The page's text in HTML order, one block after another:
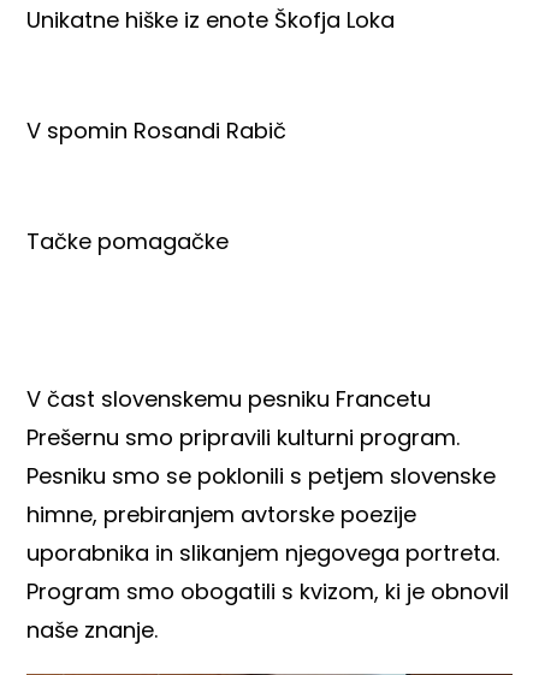
Unikatne hiške iz enote Škofja Loka
V spomin Rosandi Rabič
Tačke pomagačke
V čast slovenskemu pesniku Francetu
Prešernu smo pripravili kulturni program.
Pesniku smo se poklonili s petjem slovenske
himne, prebiranjem avtorske poezije
uporabnika in slikanjem njegovega portreta.
Program smo obogatili s kvizom, ki je obnovil
naše znanje.